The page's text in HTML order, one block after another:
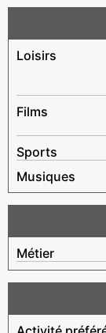
Loisirs
Films
Sports
Musiques
Métier